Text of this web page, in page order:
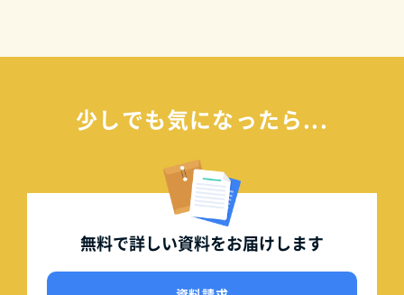
少しでも気になったら...
無料で詳しい資料をお届けします